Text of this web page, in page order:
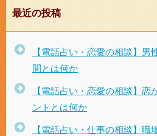
最近の投稿
【電話占い・恋愛の相談】
間とは何か
【電話占い・恋愛の相談】恋
ントとは何か
【電話占い・仕事の相談】